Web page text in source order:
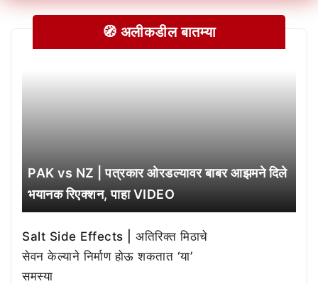
🧭 अलीकडील बातम्या
PAK vs NZ | पत्रकार ओरडल्यावर बाबर आझमने दिले
भयानक रिएक्शन, पाहा VIDEO
Salt Side Effects | अतिरिक्त मिठाचे
सेवन केल्याने निर्माण होऊ शकतात ‘या’
समस्या